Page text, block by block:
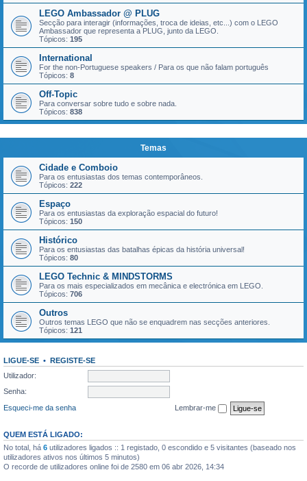
LEGO Ambassador @ PLUG
Secção para interagir (informações, troca de ideias, etc...) com o LEGO
Ambassador que representa a PLUG, junto da LEGO.
Tópicos: 195
International
For the non-Portuguese speakers / Para os que não falam português
Tópicos: 8
Off-Topic
Para conversar sobre tudo e sobre nada.
Tópicos: 838
Temas
Cidade e Comboio
Para os entusiastas dos temas contemporâneos.
Tópicos: 222
Espaço
Para os entusiastas da exploração espacial do futuro!
Tópicos: 150
Histórico
Para os entusiastas das batalhas épicas da história universal!
Tópicos: 80
LEGO Technic & MINDSTORMS
Para os mais especializados em mecânica e electrónica em LEGO.
Tópicos: 706
Outros
Outros temas LEGO que não se enquadrem nas secções anteriores.
Tópicos: 121
LIGUE-SE • REGISTE-SE
Utilizador:
Senha:
Esqueci-me da senha
Lembrar-me
QUEM ESTÁ LIGADO:
No total, há 6 utilizadores ligados :: 1 registado, 0 escondido e 5 visitantes (baseado nos
utilizadores ativos nos últimos 5 minutos)
O recorde de utilizadores online foi de 2580 em 06 abr 2026, 14:34